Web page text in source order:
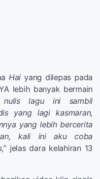
Hai yang dilepas pada
lebih banyak bermain
nulis lagu ini sambil
yang lagi kasmaran,
yang lebih bercerita
kali ini aku coba
” jelas dara kelahiran 13